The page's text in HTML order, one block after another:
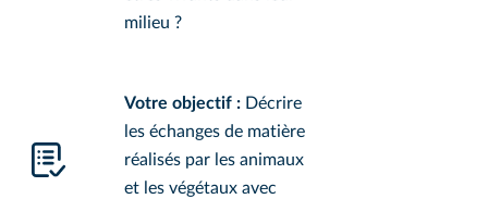
milieu ?
Votre objectif : Décrire
les échanges de matière
réalisés par les animaux
et les végétaux avec